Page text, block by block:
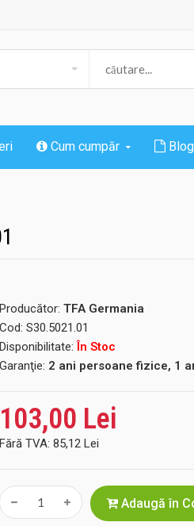
Cum cumpăr Blog
Producător: TFA Germania
Cod: S30.5021.01
Disponibilitate: În Stoc
Garanţie: 2 ani persoane fizice, 1
103,00 Lei
Fără TVA: 85,12 Lei
Adaugă în